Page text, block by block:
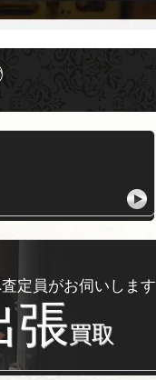
定員がお伺いします
張買取